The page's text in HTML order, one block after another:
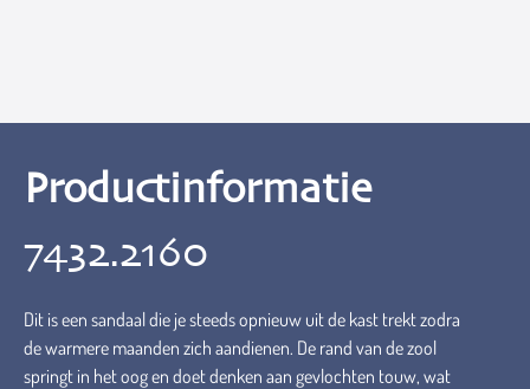
Productinformatie
7432.2160
Dit is een sandaal die je steeds opnieuw uit de kast trekt zodra
de warmere maanden zich aandienen. De rand van de zool
springt in het oog en doet denken aan gevlochten touw, wat